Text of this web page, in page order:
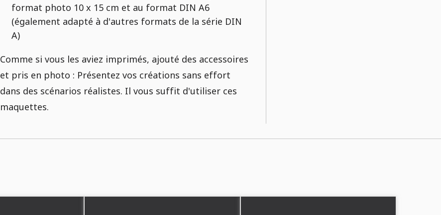
format photo 10 x 15 cm et au format DIN A6
(également adapté à d'autres formats de la série DIN
A)
Comme si vous les aviez imprimés, ajouté des accessoires
et pris en photo : Présentez vos créations sans effort
dans des scénarios réalistes. Il vous suffit d'utiliser ces
maquettes.